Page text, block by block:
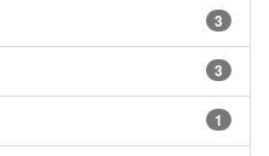
3
3
1